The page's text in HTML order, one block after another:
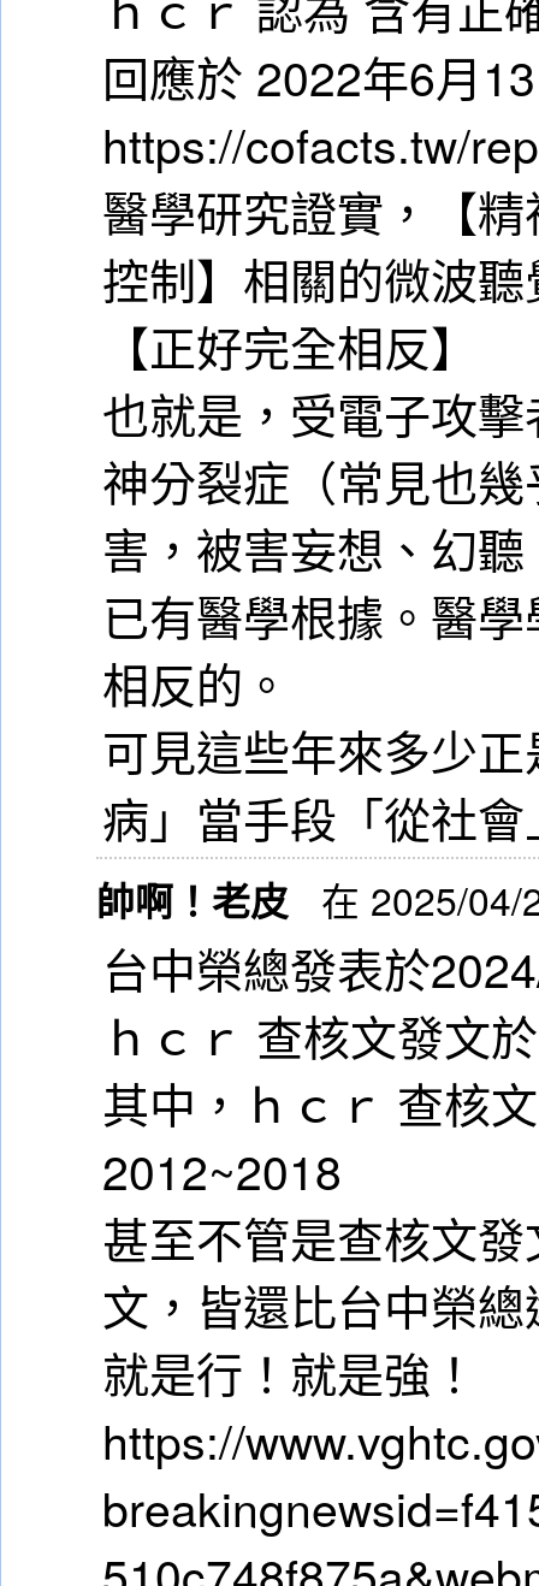
回應於 2022年6月
https://cofacts.tw/
醫學研究證實，【
控制】相關的微波
【正好完全相反】
也就是，受電子攻
神分裂症（常見也
害，被害妄想、幻
已有醫學根據。醫
相反的。
可見這些年來多少
病」當手段「從社
帥啊！老皮 在 2025/04/
台中榮總發表於
ｈｃｒ 查核文發文
其中，ｈｃｒ 查核
2012~2018
甚至不管是查核文
文，皆還比台中榮
就是行！就是強！
https://